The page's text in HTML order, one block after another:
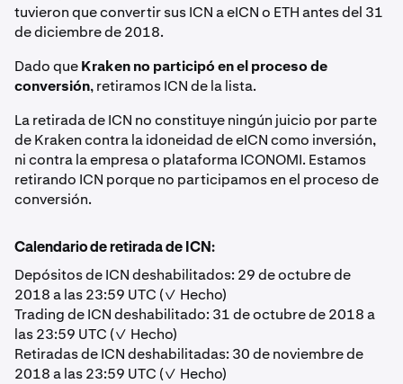
tuvieron que convertir sus ICN a eICN o ETH antes del 31
de diciembre de 2018.
Dado queKraken no participó en el proceso de
conversión, retiramos ICN de la lista.
La retirada de ICN no constituye ningún juicio por parte
de Kraken contra la idoneidad de eICN como inversión,
ni contra la empresa o plataforma ICONOMI. Estamos
retirando ICN porque no participamos en el proceso de
conversión.
Calendario de retirada de ICN:
Depósitos de ICN deshabilitados: 29 de octubre de
2018 a las 23:59 UTC (✓ Hecho)
Trading de ICN deshabilitado: 31 de octubre de 2018 a
las 23:59 UTC (✓ Hecho)
Retiradas de ICN deshabilitadas: 30 de noviembre de
2018 a las 23:59 UTC (✓ Hecho)